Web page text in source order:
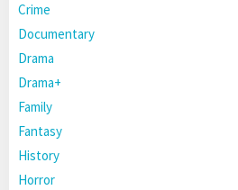
Crime
Documentary
Drama
Drama+
Family
Fantasy
History
Horror